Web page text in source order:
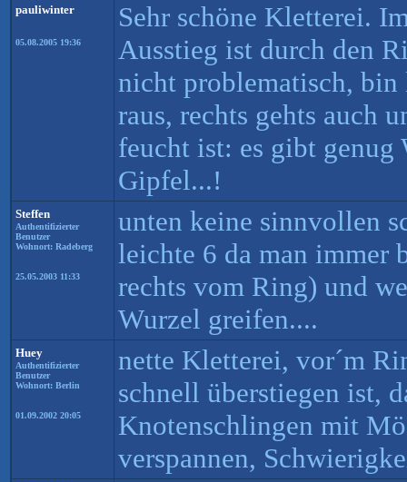
pauliwinter
05.08.2005 19:36
Sehr schöne Kletterei.
Ausstieg ist durch den
nicht problematisch,
raus, rechts gehts auch
feucht ist: es gibt genug
Gipfel...!
Steffen
Authentifizierter
Benutzer
Wohnort: Radeberg
25.05.2003 11:33
unten keine sinnvollen
leichte 6 da man immer
rechts vom Ring) und
Wurzel greifen....
Huey
Authentifizierter
Benutzer
Wohnort: Berlin
01.09.2002 20:05
nette Kletterei, vor´m
schnell überstiegen ist,
Knotenschlingen mit
verspannen,